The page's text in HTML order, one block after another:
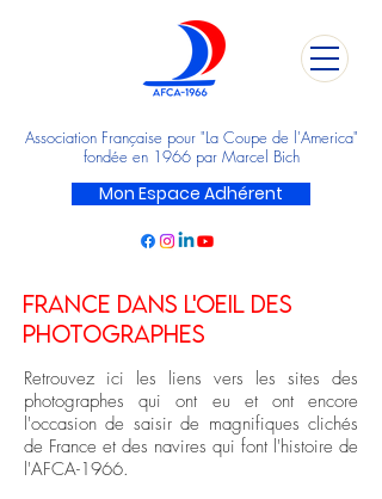
Association Française pour "La Coupe de l'America"
fondée en 1966 par Marcel Bich
Mon Espace Adhérent
France Dans l'oeil des
photographes
Retrouvez ici les liens vers les sites des
photographes qui ont eu et ont encore
l'occasion de saisir de magnifiques clichés
de France et des navires qui font l'histoire de
l'AFCA-1966.